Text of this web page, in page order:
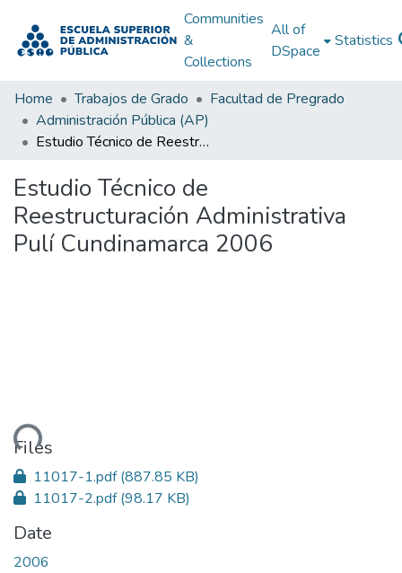
Communities
&
Collections
All of
DSpace
Statistics
Home Trabajos de Grado
Facultad de Pregrado
Administración Pública (AP)
Estudio Técnico de Reestructuración Administrativa Pulí Cundinamarca 2006
Estudio Técnico de
Reestructuración Administrativa
Pulí Cundinamarca 2006
Files
11017-1.pdf(887.85 KB)
11017-2.pdf(98.17 KB)
Date
2006